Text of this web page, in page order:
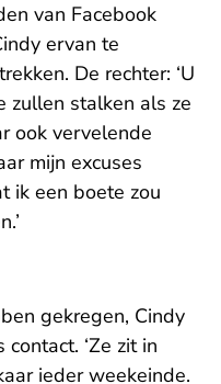
van Facebook
ervan te
De rechter: ‘U
zullen stalken als ze
ook vervelende
mijn excuses
ik een boete zou
gekregen, Cindy
‘Ze zit in
ieder weekeinde.